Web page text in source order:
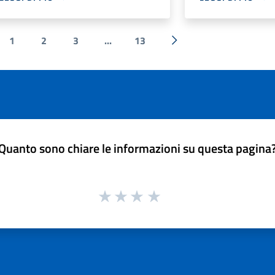
1 2 3 ... 13
Successiva »
sono chiare le informazioni su questa